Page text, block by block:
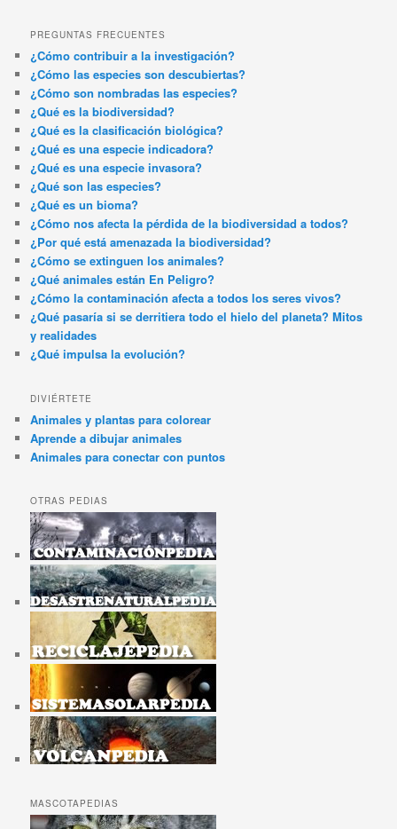
PREGUNTAS FRECUENTES
¿Cómo contribuir a la investigación?
¿Cómo las especies son descubiertas?
¿Cómo son nombradas las especies?
¿Qué es la biodiversidad?
¿Qué es la clasificación biológica?
¿Qué es una especie indicadora?
¿Qué es una especie invasora?
¿Qué son las especies?
¿Qué es un bioma?
¿Cómo nos afecta la pérdida de la biodiversidad a todos?
¿Por qué está amenazada la biodiversidad?
¿Cómo se extinguen los animales?
¿Qué animales están En Peligro?
¿Cómo la contaminación afecta a todos los seres vivos?
¿Qué pasaría si se derritiera todo el hielo del planeta? Mitos
y realidades
¿Qué impulsa la evolución?
DIVIÉRTETE
Animales y plantas para colorear
Aprende a dibujar animales
Animales para conectar con puntos
OTRAS PEDIAS
MASCOTAPEDIAS